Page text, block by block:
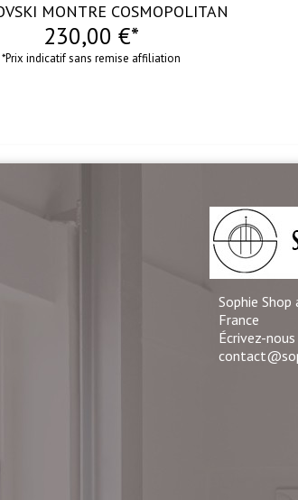
MONTRE COSMOPOLITAN
230,00 €*
*Prix indicatif sans remise affiliation
Sophie Shop
France
Écrivez-nous